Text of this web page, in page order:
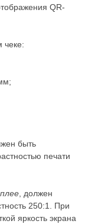
QR-
чеке:
быть
печати
, должен
250:1. При
яркость экрана